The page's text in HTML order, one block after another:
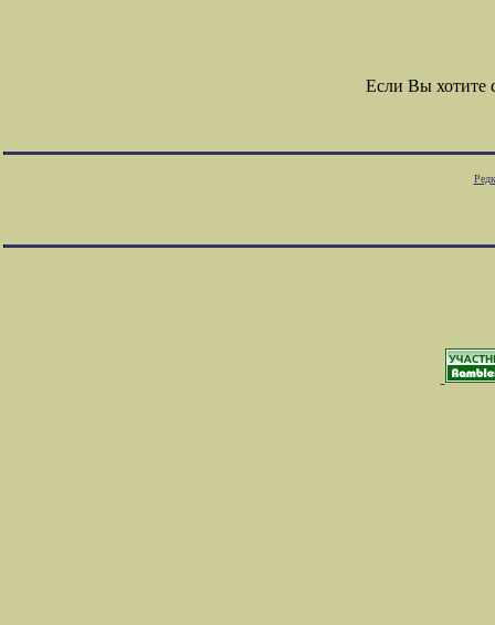
Если Вы хотите